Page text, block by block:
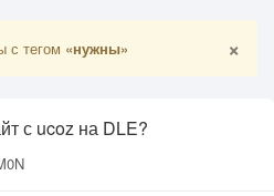
с тегом «нужны» ×
с ucoz на DLE?